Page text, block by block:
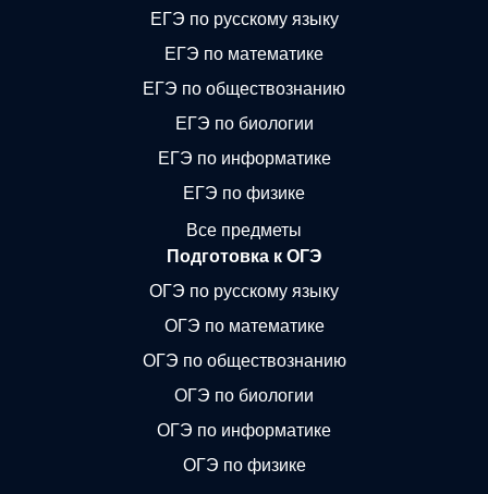
ЕГЭ по русскому языку
ЕГЭ по математике
ЕГЭ по обществознанию
ЕГЭ по биологии
ЕГЭ по информатике
ЕГЭ по физике
Все предметы
Подготовка к ОГЭ
ОГЭ по русскому языку
ОГЭ по математике
ОГЭ по обществознанию
ОГЭ по биологии
ОГЭ по информатике
ОГЭ по физике